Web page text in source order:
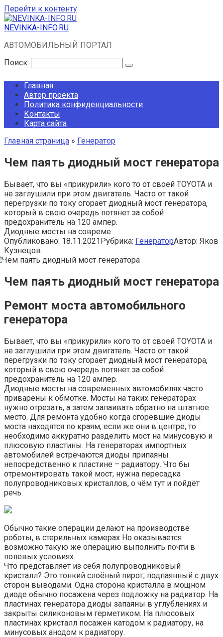
Перейти к контенту
NEVINKA-INFO.RU
АВТОМОБИЛЬНЫЙ ПОРТАЛ
Поиск:
Главная
Автор проекта
Политика конфиденциальности
Контакты
Карта сайта
Главная страница » Генератор
Чем паять диодный мост генератора
Бывает, что вы «прикурили» кого то от своей TOYOTA и
не заглушили при этом двигатель. Часто от такой
перегрузки по току сгорает диодный мост генератора,
который в свою очередь потянет за собой
предохранитель на 120 ампер.
Диодные мосты на совреме
Опубликовано: 18.11.2021Рубрика: ГенераторАвтор: Яков
Кузнецов
Чем паять диодный мост генератора
Ремонт моста автомобильного
генератора
Бывает, что вы «прикурили» кого то от своей TOYOTA и
не заглушили при этом двигатель. Часто от такой
перегрузки по току сгорает диодный мост генератора,
который в свою очередь потянет за собой
предохранитель на 120 ампер.
Диодные мосты на современных автомобилях часто
приварены к обмотке. Мосты на таких генераторах
нужно отрезать, а затем запаивать обратно на штатное
место. Для ремонта удобно когда сгоревшие диоды
моста находятся по краям, если же они в центре, то
необходимо аккуратно разделить мост на минусовую и
плюсовую пластины. На генераторах импортных
автомобилей встречаются диоды припаяны
непосредственно к пластине – радиатору. Что бы
отремонтировать такой мост, нужна пересадка
полупроводниковых кристаллов, о чём тут и пойдёт
речь.
Обычно такие операции делают на производстве
роботы, в стерильных камерах Но оказывается
возможно такую же операцию выполнить почти в
полевых условиях.
Что представляет из себя полупроводниковый
кристалл? Это тонкий слоёный пирог, подпаянный с двух
сторон выводами. Одна сторона кристалла в мощном
диоде обычно посажена через подложку на радиатор. На
пластинах генератора диоды запаяны в углублениях и
закрыты силиконовым герметиком. На плюсовых
пластинах кристалл посажен катодом к радиатору, на
минусовых анодом к радиатору.